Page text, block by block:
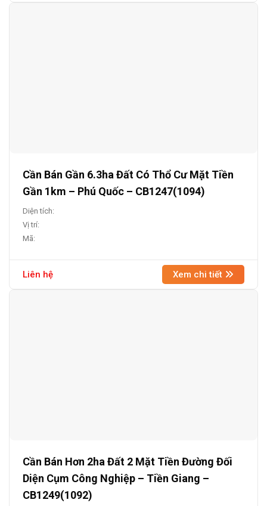
Cần Bán Gần 6.3ha Đất Có Thổ Cư Mặt Tiền
Gần 1km – Phú Quốc – CB1247(1094)
Diện tích:
Vị trí:
Mã:
Liên hệ Xem chi tiết
Cần Bán Hơn 2ha Đất 2 Mặt Tiền Đường Đối
Diện Cụm Công Nghiệp – Tiền Giang –
CB1249(1092)